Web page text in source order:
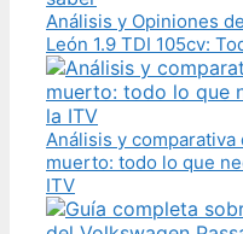
Análisis y Opiniones
León 1.9 TDI 105cv:
Análisis y
muerto: todo lo que
ITV